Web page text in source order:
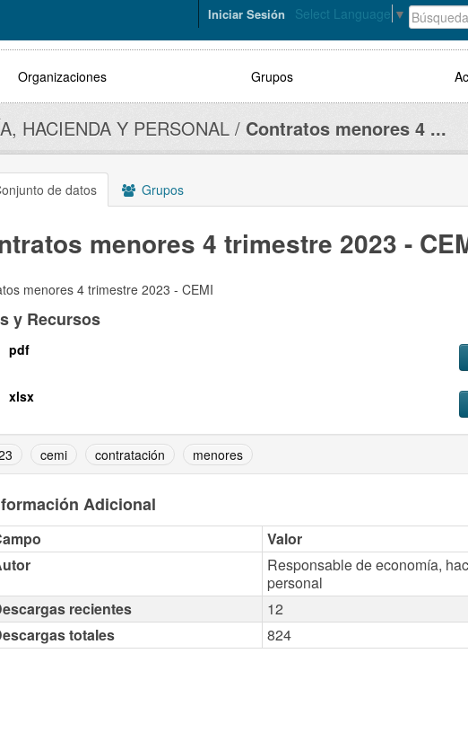
Select Language ▼
Iniciar Sesión
Organizaciones Grupos
HACIENDA Y PERSONAL Contratos menores 4 ...
de datos Grupos
menores 4 trimestre 2023 -
menores 4 trimestre 2023 - CEMI
y Recursos
pdf
xlsx
cemi contratación menores
Adicional
Valor
Responsable de economía,
personal
recientes
12
totales
824